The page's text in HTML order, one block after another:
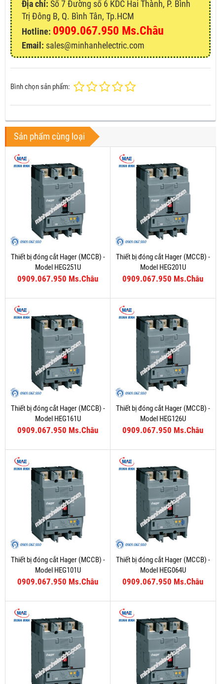
Địa chỉ: Số 7 Đường số 6 KDC Hai Thành, P. Bình
Trị Đông B, Q. Bình Tân, Tp.HCM
Hotline: 0909.067.950 Ms.Châu
Email: sales@minhanhelectric.com
Bình chọn sản phẩm:
Sản phẩm cùng loại
Thiết bị đóng cắt Hager (MCCB) -
Model HEG251U
0909.067.950 Ms.Châu
Thiết bị đóng cắt Hager (MCCB) -
Model HEG201U
0909.067.950 Ms.Châu
Thiết bị đóng cắt Hager (MCCB) -
Model HEG161U
0909.067.950 Ms.Châu
Thiết bị đóng cắt Hager (MCCB) -
Model HEG126U
0909.067.950 Ms.Châu
Thiết bị đóng cắt Hager (MCCB) -
Model HEG101U
0909.067.950 Ms.Châu
Thiết bị đóng cắt Hager (MCCB) -
Model HEG064U
0909.067.950 Ms.Châu